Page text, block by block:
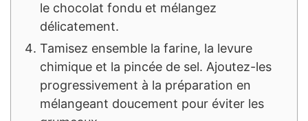
le chocolat fondu et mélangez
délicatement.
Tamisez ensemble la farine, la levure
chimique et la pincée de sel. Ajoutez-les
progressivement à la préparation en
mélangeant doucement pour éviter les